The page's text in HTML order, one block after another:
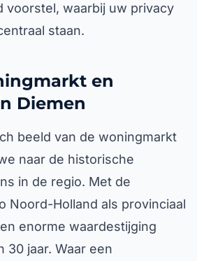
voorstel, waarbij uw privacy
staan.
en
Diemen
beeld van de woningmarkt
naar de historische
in de regio. Met de
Noord-Holland als provinciaal
enorme waardestijging
30 jaar. Waar een